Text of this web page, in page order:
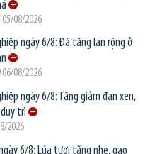
05/08/2026
ngày 6/8: Đà tăng lan rộng ở
06/08/2026
ngày 6/8: Tăng giảm đan xen,
trì
2026
6/8: Lúa tươi tăng nhẹ, gạo